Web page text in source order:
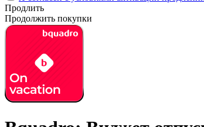
Продлить
Продолжить покупки